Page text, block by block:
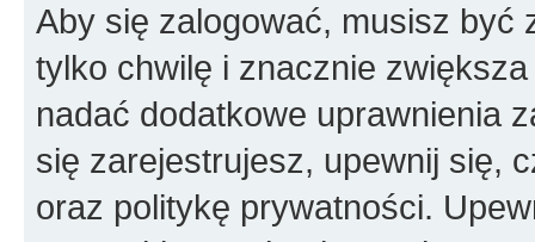
Aby się zalogować, musisz być
tylko chwilę i znacznie
nadać dodatkowe uprawnienia
się zarejestrujesz, upewnij się,
oraz politykę prywatności.